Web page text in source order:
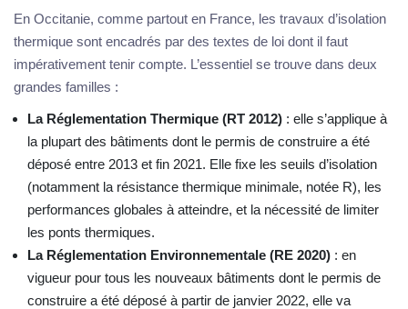
En Occitanie, comme partout en France, les travaux d’isolation
thermique sont encadrés par des textes de loi dont il faut
impérativement tenir compte. L’essentiel se trouve dans deux
grandes familles :
La Réglementation Thermique (RT 2012) : elle s’applique à
la plupart des bâtiments dont le permis de construire a été
déposé entre 2013 et fin 2021. Elle fixe les seuils d’isolation
(notamment la résistance thermique minimale, notée R), les
performances globales à atteindre, et la nécessité de limiter
les ponts thermiques.
La Réglementation Environnementale (RE 2020) : en
vigueur pour tous les nouveaux bâtiments dont le permis de
construire a été déposé à partir de janvier 2022, elle va